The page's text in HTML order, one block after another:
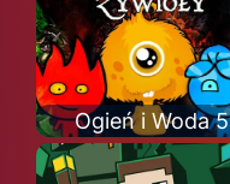
Ogień i Woda 5